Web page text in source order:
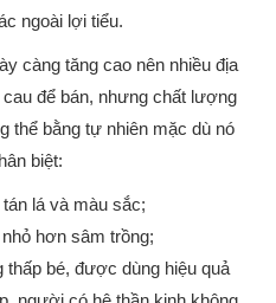
ngoài lợi tiểu.
càng tăng cao nên nhiều địa
để bán, nhưng chất lượng
thể bằng tự nhiên mặc dù nó
biệt:
lá và màu sắc;
hơn sâm trồng;
thấp bé, được dùng hiệu quả